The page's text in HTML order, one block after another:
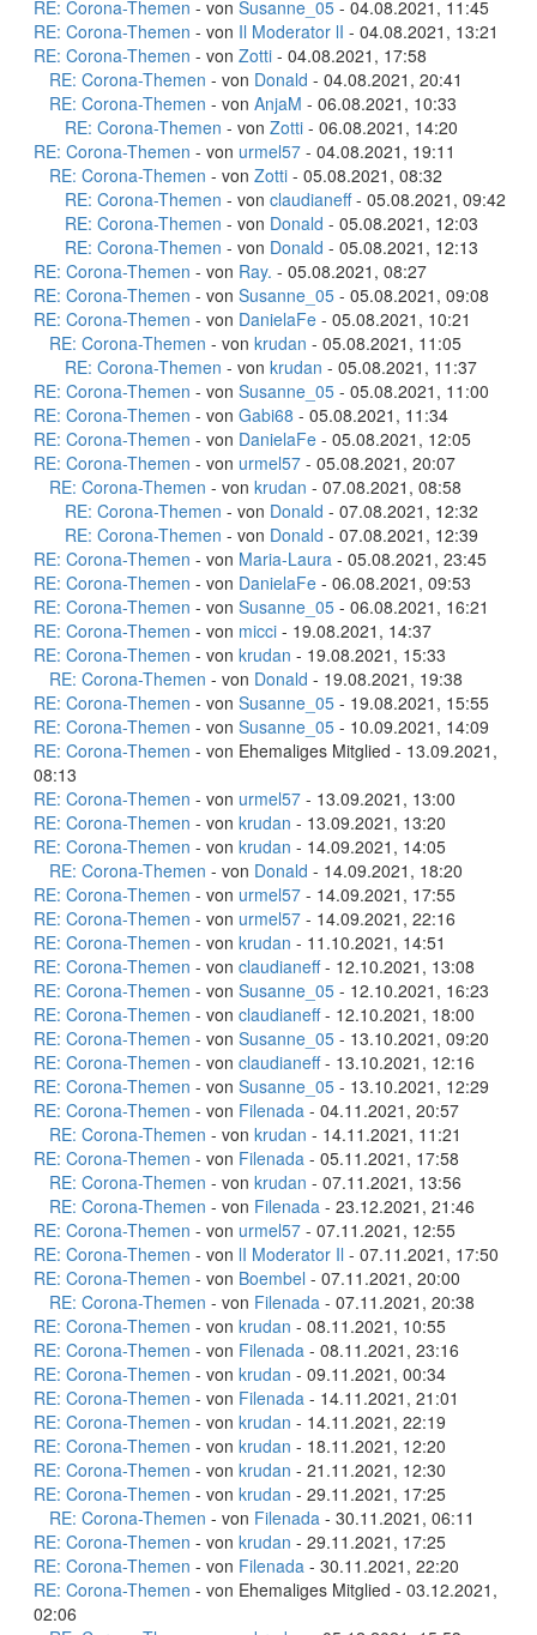
RE: Corona-Themen - von Susanne_05 - 04.08.2021, 11:45
RE: Corona-Themen - von Il Moderator lI - 04.08.2021, 13:21
RE: Corona-Themen - von Zotti - 04.08.2021, 17:58
RE: Corona-Themen - von Donald - 04.08.2021, 20:41
RE: Corona-Themen - von AnjaM - 06.08.2021, 10:33
RE: Corona-Themen - von Zotti - 06.08.2021, 14:20
RE: Corona-Themen - von urmel57 - 04.08.2021, 19:11
RE: Corona-Themen - von Zotti - 05.08.2021, 08:32
RE: Corona-Themen - von claudianeff- 05.08.2021, 09:42
RE: Corona-Themen - von Donald - 05.08.2021, 12:03
RE: Corona-Themen - von Donald - 05.08.2021, 12:13
RE: Corona-Themen - von Ray. - 05.08.2021, 08:27
RE: Corona-Themen - von Susanne_05 - 05.08.2021, 09:08
RE: Corona-Themen - von DanielaFe - 05.08.2021, 10:21
RE: Corona-Themen - von krudan - 05.08.2021, 11:05
RE: Corona-Themen - von krudan - 05.08.2021, 11:37
RE: Corona-Themen - von Susanne_05 - 05.08.2021, 11:00
RE: Corona-Themen - von Gabi68 - 05.08.2021, 11:34
RE: Corona-Themen - von DanielaFe - 05.08.2021, 12:05
RE: Corona-Themen - von urmel57 - 05.08.2021, 20:07
RE: Corona-Themen - von krudan - 07.08.2021, 08:58
RE: Corona-Themen - von Donald - 07.08.2021, 12:32
RE: Corona-Themen - von Donald - 07.08.2021, 12:39
RE: Corona-Themen - von Maria-Laura - 05.08.2021, 23:45
RE: Corona-Themen - von DanielaFe - 06.08.2021, 09:53
RE: Corona-Themen - von Susanne_05 - 06.08.2021, 16:21
RE: Corona-Themen - von micci - 19.08.2021, 14:37
RE: Corona-Themen - von krudan - 19.08.2021, 15:33
RE: Corona-Themen - von Donald - 19.08.2021, 19:38
RE: Corona-Themen - von Susanne_05 - 19.08.2021, 15:55
RE: Corona-Themen - von Susanne_05 - 10.09.2021, 14:09
RE: Corona-Themen - von Ehemaliges Mitglied - 13.09.2021,
08:13
RE: Corona-Themen - von urmel57 - 13.09.2021, 13:00
RE: Corona-Themen - von krudan - 13.09.2021, 13:20
RE: Corona-Themen - von krudan - 14.09.2021, 14:05
RE: Corona-Themen - von Donald - 14.09.2021, 18:20
RE: Corona-Themen - von urmel57 - 14.09.2021, 17:55
RE: Corona-Themen - von urmel57 - 14.09.2021, 22:16
RE: Corona-Themen - von krudan - 11.10.2021, 14:51
RE: Corona-Themen - von claudianeff- 12.10.2021, 13:08
RE: Corona-Themen - von Susanne_05 - 12.10.2021, 16:23
RE: Corona-Themen - von claudianeff- 12.10.2021, 18:00
RE: Corona-Themen - von Susanne_05 - 13.10.2021, 09:20
RE: Corona-Themen - von claudianeff- 13.10.2021, 12:16
RE: Corona-Themen - von Susanne_05 - 13.10.2021, 12:29
RE: Corona-Themen - von Filenada - 04.11.2021, 20:57
RE: Corona-Themen - von krudan - 14.11.2021, 11:21
RE: Corona-Themen - von Filenada - 05.11.2021, 17:58
RE: Corona-Themen - von krudan - 07.11.2021, 13:56
RE: Corona-Themen - von Filenada - 23.12.2021, 21:46
RE: Corona-Themen - von urmel57 - 07.11.2021, 12:55
RE: Corona-Themen - von lI Moderator Il - 07.11.2021, 17:50
RE: Corona-Themen - von Boembel - 07.11.2021, 20:00
RE: Corona-Themen - von Filenada - 07.11.2021, 20:38
RE: Corona-Themen - von krudan - 08.11.2021, 10:55
RE: Corona-Themen - von Filenada - 08.11.2021, 23:16
RE: Corona-Themen - von krudan - 09.11.2021, 00:34
RE: Corona-Themen - von Filenada - 14.11.2021, 21:01
RE: Corona-Themen - von krudan - 14.11.2021, 22:19
RE: Corona-Themen - von krudan - 18.11.2021, 12:20
RE: Corona-Themen - von krudan - 21.11.2021, 12:30
RE: Corona-Themen - von krudan - 29.11.2021, 17:25
RE: Corona-Themen - von Filenada - 30.11.2021, 06:11
RE: Corona-Themen - von krudan - 29.11.2021, 17:25
RE: Corona-Themen - von Filenada - 30.11.2021, 22:20
RE: Corona-Themen - von Ehemaliges Mitglied - 03.12.2021,
02:06